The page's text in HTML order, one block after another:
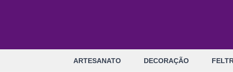
ARTESANATO DECORAÇÃO